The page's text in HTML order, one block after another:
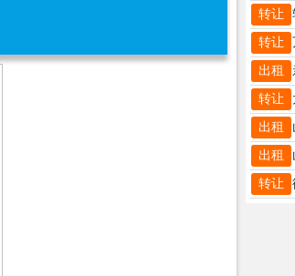
转让
转让
出租
转让
出租
出租
转让